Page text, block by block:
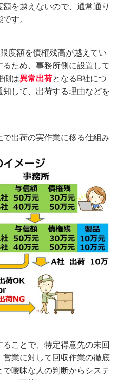
を越えないので、通常通り
す。
度額を債権残高が越えてい
ため、事務所側に設置して
側は異常出荷となるB社につ
して、出荷する理由などを
出荷の実作業に移る仕組み
ことで、特定得意先の未回
業に対して回収作業の徹底
曖昧な人の判断からシステ